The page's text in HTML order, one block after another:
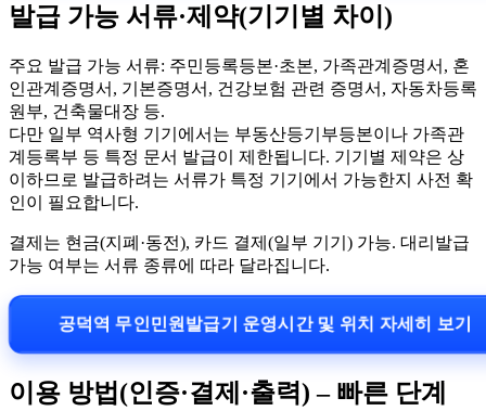
발급 가능 서류·제약(기기별 차이)
주요 발급 가능 서류: 주민등록등본·초본, 가족관계증명서, 혼
인관계증명서, 기본증명서, 건강보험 관련 증명서, 자동차등록
원부, 건축물대장 등.
다만 일부 역사형 기기에서는 부동산등기부등본이나 가족관
계등록부 등 특정 문서 발급이 제한됩니다. 기기별 제약은 상
이하므로 발급하려는 서류가 특정 기기에서 가능한지 사전 확
인이 필요합니다.
결제는 현금(지폐·동전), 카드 결제(일부 기기) 가능. 대리발급
가능 여부는 서류 종류에 따라 달라집니다.
공덕역 무인민원발급기 운영시간 및 위치 자세히 보기
이용 방법(인증·결제·출력) – 빠른 단계